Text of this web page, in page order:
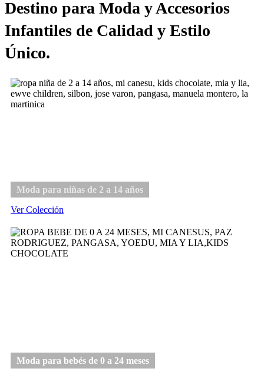
Destino para Moda y Accesorios
Infantiles de Calidad y Estilo
Único.
Moda para niñas de 2 a 14 años
Ver Colección
Moda para bebés de 0 a 24 meses